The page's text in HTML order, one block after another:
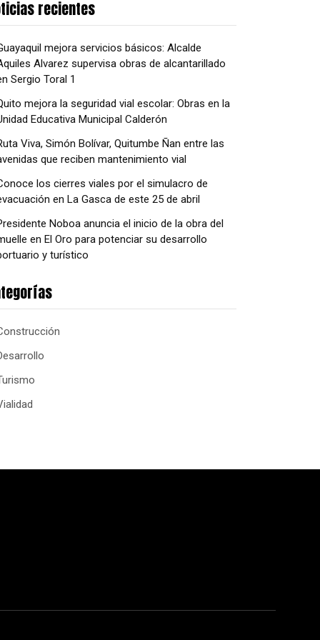
recientes
mejora servicios básicos: Alcalde
Alvarez supervisa obras de alcantarillado
Sergio Toral 1
mejora la seguridad vial escolar: Obras en la
Educativa Municipal Calderón
Viva, Simón Bolívar, Quitumbe Ñan entre las
que reciben mantenimiento vial
los cierres viales por el simulacro de
en La Gasca de este 25 de abril
Noboa anuncia el inicio de la obra del
en El Oro para potenciar su desarrollo
y turístico